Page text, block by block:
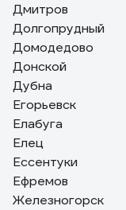
Дмитров
Долгопрудный
Домодедово
Донской
Дубна
Егорьевск
Елабуга
Елец
Ессентуки
Ефремов
Железногорск